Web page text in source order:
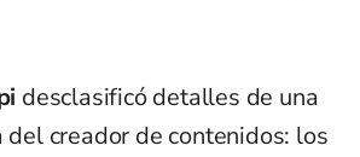
desclasificó detalles de una
creador de contenidos: los